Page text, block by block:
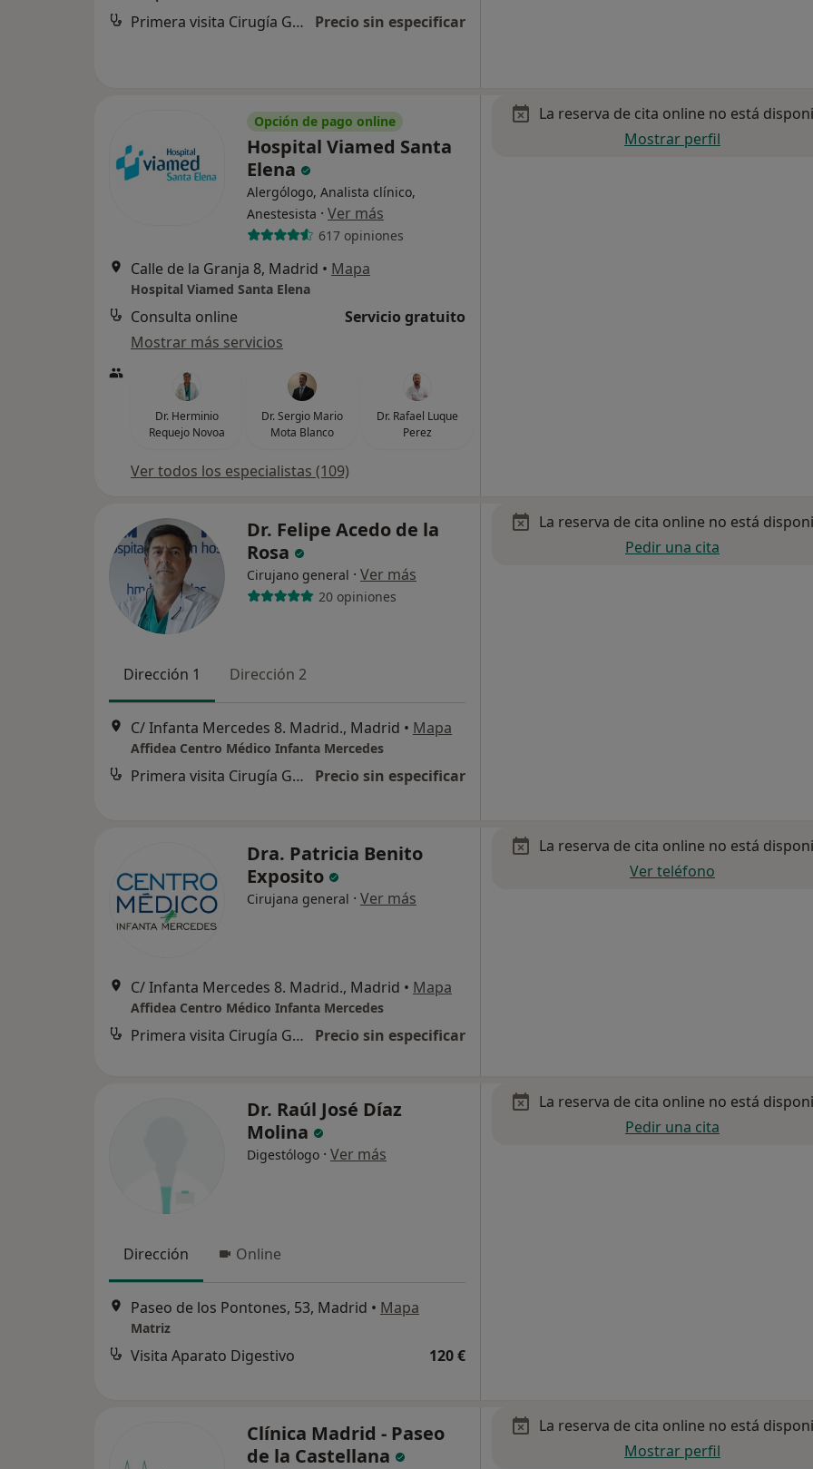
Primera visita Cirugía General y Ap. Digestivo Precio sin especificar
Opción de pago online
Hospital Viamed Santa
Elena
Alergólogo, Analista clínico,
Anestesista · Ver más
617 opiniones
Calle de la Granja 8, Madrid • Mapa
Hospital Viamed Santa Elena
Consulta online
Servicio gratuito
Mostrar más servicios
Dr. Herminio
Requejo Novoa
Dr. Sergio Mario
Mota Blanco
Dr. Rafael Luque
Perez
Ver todos los especialistas (109)
La reserva de cita online no está
Mostrar perfil
Dr. Felipe Acedo de la
Rosa
Cirujano general · Ver más
20 opiniones
Dirección 1 Dirección 2
C/ Infanta Mercedes 8. Madrid., Madrid • Mapa
Affidea Centro Médico Infanta Mercedes
Primera visita Cirugía General y Ap. Digestivo Precio sin especificar
La reserva de cita online no está
Pedir una cita
Dra. Patricia Benito
Exposito
Cirujana general · Ver más
C/ Infanta Mercedes 8. Madrid., Madrid • Mapa
Affidea Centro Médico Infanta Mercedes
Primera visita Cirugía General y Ap. Digestivo Precio sin especificar
La reserva de cita online no está
Ver teléfono
Dr. Raúl José Díaz
Molina
Digestólogo · Ver más
Dirección Online
Paseo de los Pontones, 53, Madrid • Mapa
Matriz
Visita Aparato Digestivo 120 €
La reserva de cita online no está
Pedir una cita
Clínica Madrid - Paseo
de la Castellana
La reserva de cita online no está
Mostrar perfil